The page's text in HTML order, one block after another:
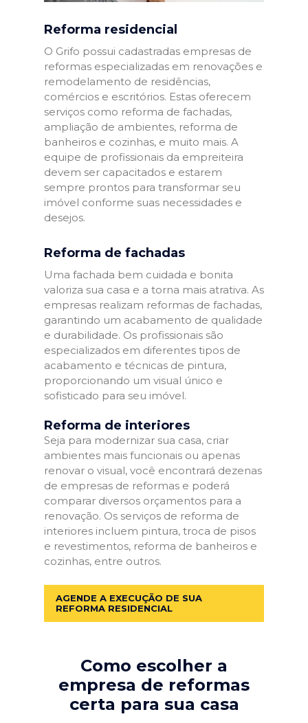
Reforma residencial
O Grifo possui cadastradas empresas de
reformas especializadas em renovações e
remodelamento de residências,
comércios e escritórios. Estas oferecem
serviços como reforma de fachadas,
ampliação de ambientes, reforma de
banheiros e cozinhas, e muito mais. A
equipe de profissionais da empreiteira
devem ser capacitados e estarem
sempre prontos para transformar seu
imóvel conforme suas necessidades e
desejos.
Reforma de fachadas
Uma fachada bem cuidada e bonita
valoriza sua casa e a torna mais atrativa. As
empresas realizam reformas de fachadas,
garantindo um acabamento de qualidade
e durabilidade. Os profissionais são
especializados em diferentes tipos de
acabamento e técnicas de pintura,
proporcionando um visual único e
sofisticado para seu imóvel.
Reforma de interiores
Seja para modernizar sua casa, criar
ambientes mais funcionais ou apenas
renovar o visual, você encontrará dezenas
de empresas de reformas e poderá
comparar diversos orçamentos para a
renovação. Os serviços de reforma de
interiores incluem pintura, troca de pisos
e revestimentos, reforma de banheiros e
cozinhas, entre outros.
AGENDE A EXECUÇÃO DE SUA
REFORMA RESIDENCIAL
Como escolher a
empresa de reformas
certa para sua casa